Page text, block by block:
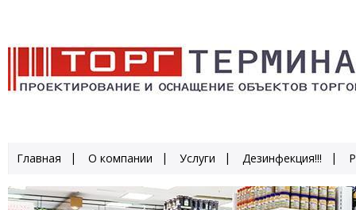
Главная О компании Услуги Дезинфекция!!!